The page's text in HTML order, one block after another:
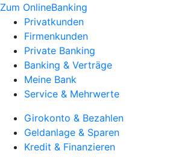
Zum OnlineBanking
Privatkunden
Firmenkunden
Private Banking
Banking & Verträge
Meine Bank
Service & Mehrwerte
Girokonto & Bezahlen
Geldanlage & Sparen
Kredit & Finanzieren